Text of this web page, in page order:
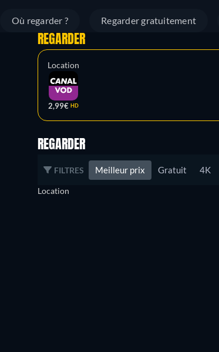
Où regarder ? Regarder gratuitement
REGARDER
Location
2,99€ HD
REGARDER
FILTRES Meilleur prix Gratuit 4K
Location